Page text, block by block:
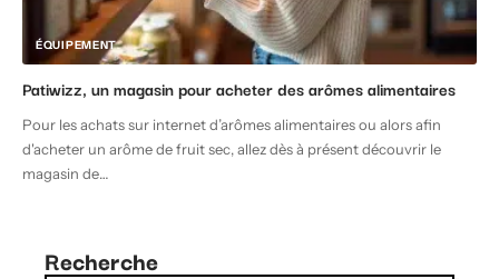
ÉQUIPEMENT
Patiwizz, un magasin pour acheter des arômes alimentaires
Pour les achats sur internet d’arômes alimentaires ou alors afin
d'acheter un arôme de fruit sec, allez dès à présent découvrir le
magasin de…
Recherche